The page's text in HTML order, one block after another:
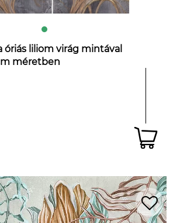
liliom virág mintával
méretben